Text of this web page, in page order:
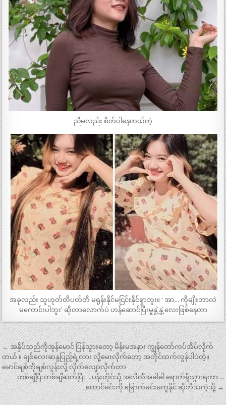
ညီမလည်း စိတ်ပါနေတယ်တဲ့
အခုလည်း သူဟုတ်တိပတ်တိ မရုန်းနိုင်မငြင်းနိုင်ရှာဘူး။ ‘ အာ… ကိုမျိုးဘာလဲ
မကောင်းပါဘူး’ ဆိုတာလောက်ပဲ ဟန်ဆောင်ပြီးမူနွဲ့နွဲ့လေးဖြစ်နေတာ
Post
navigation
← အနှိပ်သည်ကိုအုန်မောင် ပြန်သွားတော့ မိန်းမအနား ကျွန်တော်ကပ်အိပ်လိုက်
တယ် ။ ချစ်လေးဆန္ဒပြည့်ရဲ့လား လို့မေးလိုက်တော့ အတိုင်ထက်လွန်ပါပဲတဲ့။
မောင်ချစ်ကိုချစ်လွန်းလို့ လိုက်လျောလိုက်တာ
တစ်ချီပြီးတစ်ချီဆက်ပြီး …ပန်းတိုင်သို့ အလီလီအခါခါ ရောက်ရှိသွားရကာ …
တောင်မင်းကို မြောက်မင်းမကူနိုင် ဆိုဘိသကဲ့သို့ →